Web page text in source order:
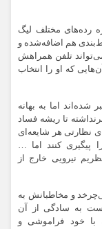
رده‌های مختلف لیگ
هم اضافه‌شده و
تلفن همراهش
که او را انتخاب
شده‌اند اما به بهانه
تا ریشه فساد
نظارتی هر شایعه‌ای
پیگیری کنند اما …
نیرویی خارج از
و مخاطبانش به
به سادگی از آن
با خود فراموشی و